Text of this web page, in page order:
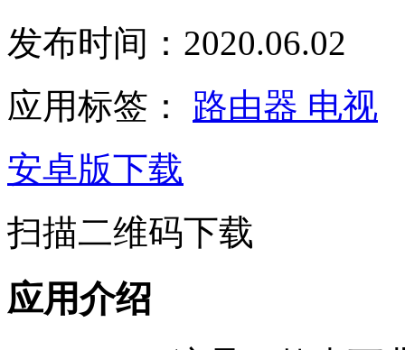
发布时间：2020.06.02
应用标签： 路由器 电视
安卓版下载
扫描二维码下载
应用介绍